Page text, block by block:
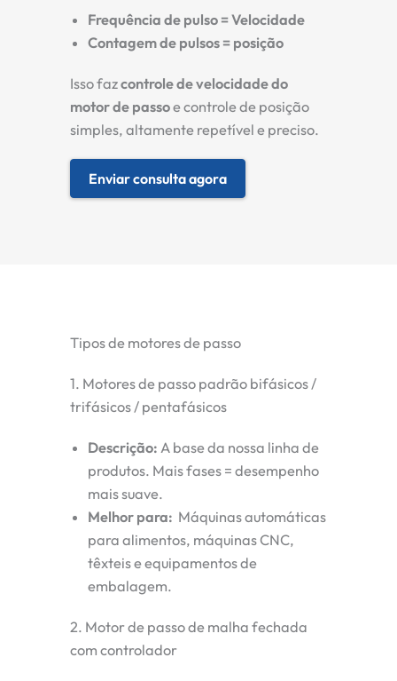
Frequência de pulso = Velocidade
Contagem de pulsos = posição
Isso fazcontrole de velocidade do
motor de passoe controle de posição
simples, altamente repetível e preciso.
Enviar consulta agora
Tipos de motores de passo
1. Motores de passo padrão bifásicos /
trifásicos / pentafásicos
Descrição: A base da nossa linha de
produtos. Mais fases = desempenho
mais suave.
Melhor para: Máquinas automáticas
para alimentos, máquinas CNC,
têxteis e equipamentos de
embalagem.
2. Motor de passo de malha fechada
com controlador